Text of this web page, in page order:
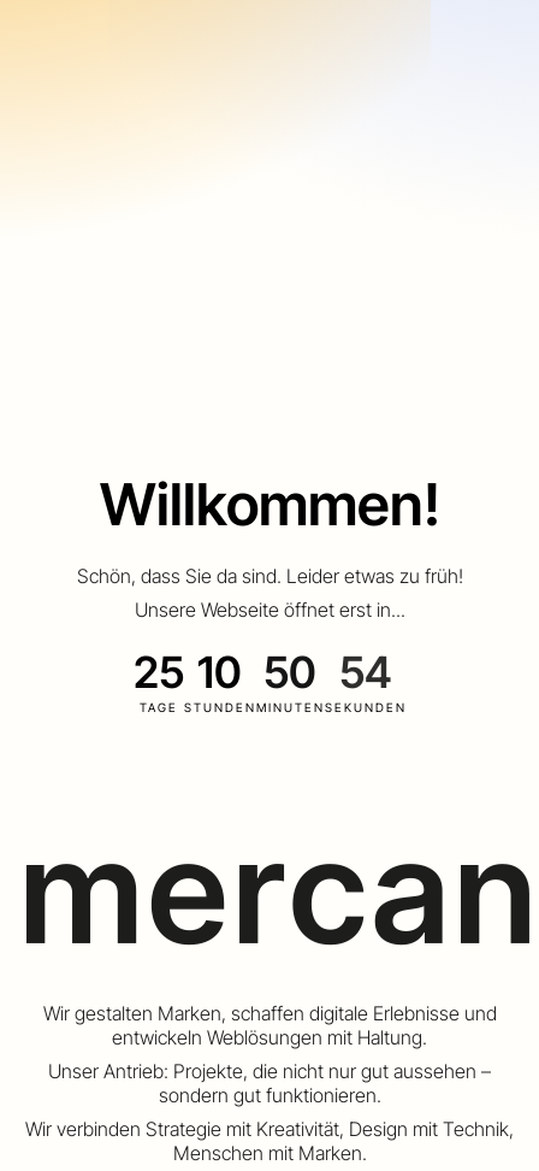
Willkommen!
Schön, dass Sie da sind. Leider etwas zu früh!
Unsere Webseite öffnet erst in...
25
TAGE
10
STUNDEN
50
MINUTEN
53
SEKUNDEN
Wir gestalten Marken, schaffen digitale Erlebnisse und
entwickeln Weblösungen mit Haltung.
Unser Antrieb: Projekte, die nicht nur gut aussehen –
sondern gut funktionieren.
Wir verbinden Strategie mit Kreativität, Design mit Technik,
Menschen mit Marken.